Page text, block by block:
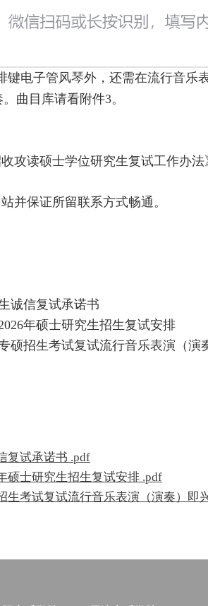
电子管风琴外，还需在流行音乐
曲目库请看附件3。
攻读硕士学位研究生复试工作办
并保证所留联系方式畅通。
诚信复试承诺书
年硕士研究生招生复试安排
硕招生考试复试流行音乐表演（演
复试承诺书 .pdf
硕士研究生招生复试安排 .pdf
生考试复试流行音乐表演（演奏）即